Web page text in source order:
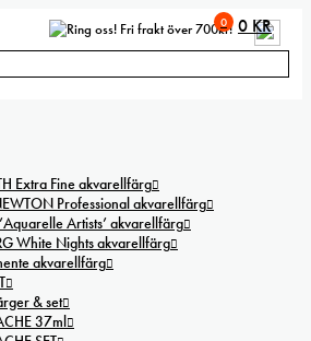
Fri frakt över 700kr!
0 0 KR
Extra Fine akvarellfärg
Professional akvarellfärg
Artists’ akvarellfärg
White Nights akvarellfärg
akvarellfärg
& set
37ml